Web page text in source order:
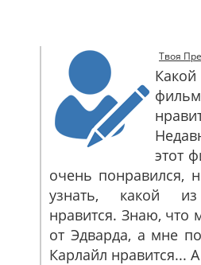
Твоя
этот
очень понравился,
узнать, какой
нравится. Знаю, что
от Эдварда, а мне
Карлайл нравится...